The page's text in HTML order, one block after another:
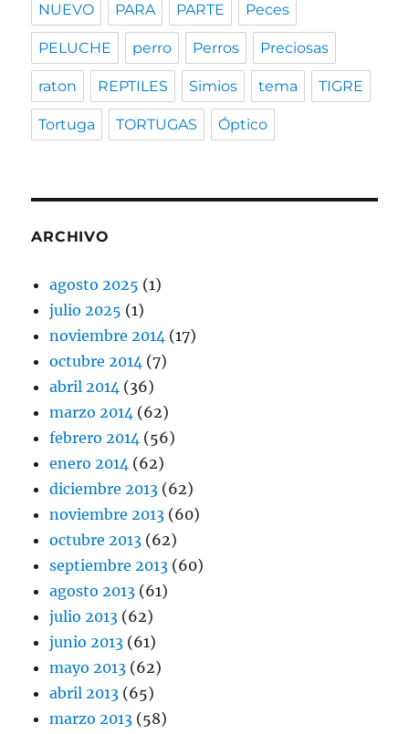
NUEVO PARA PARTE Peces
PELUCHE perro Perros Preciosas
raton REPTILES Simios tema TIGRE
Tortuga TORTUGAS Óptico
ARCHIVO
agosto 2025 (1)
julio 2025 (1)
noviembre 2014 (17)
octubre 2014 (7)
abril 2014 (36)
marzo 2014 (62)
febrero 2014 (56)
enero 2014 (62)
diciembre 2013 (62)
noviembre 2013 (60)
octubre 2013 (62)
septiembre 2013 (60)
agosto 2013 (61)
julio 2013 (62)
junio 2013 (61)
mayo 2013 (62)
abril 2013 (65)
marzo 2013 (58)